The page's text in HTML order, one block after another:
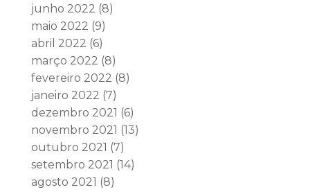
junho 2022 (8)
maio 2022 (9)
abril 2022 (6)
março 2022 (8)
fevereiro 2022 (8)
janeiro 2022 (7)
dezembro 2021 (6)
novembro 2021 (13)
outubro 2021 (7)
setembro 2021 (14)
agosto 2021 (8)